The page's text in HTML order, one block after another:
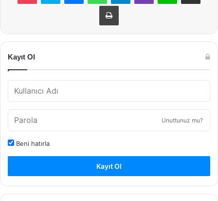
Yazdır
Kayıt Ol
Unuttunuz mu?
Beni hatırla
Kayıt Ol